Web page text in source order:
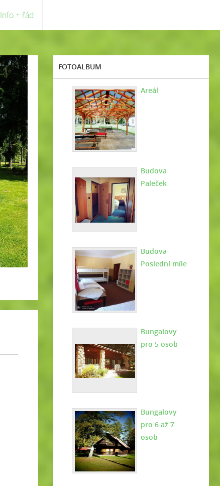
Info + řád
FOTOALBUM
Areál
Budova
Paleček
Budova
Poslední míle
Bungalovy
pro 5 osob
Bungalovy
pro 6 až 7
osob